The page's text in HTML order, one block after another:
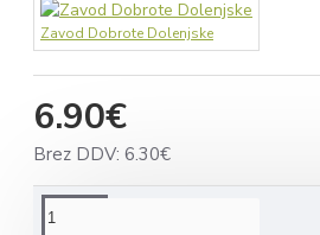
6.90€
Brez DDV: 6.30€
Zavod Dobrote Dolenjske